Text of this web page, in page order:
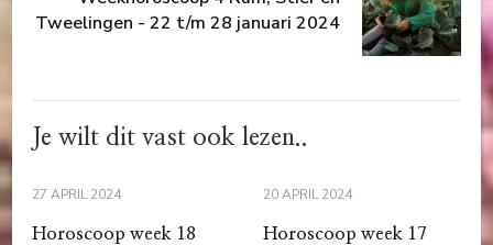
Tweelingen - 22 t/m 28 januari 2024
Je wilt dit vast ook lezen..
27 APRIL 2024
Horoscoop week 18
20 APRIL 2024
Horoscoop week 17